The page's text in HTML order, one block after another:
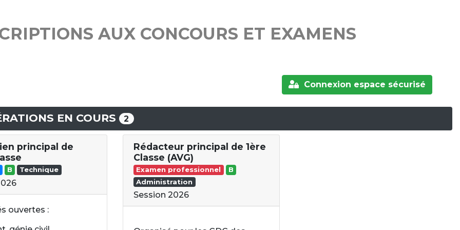
AUX CONCOURS ET EXAMENS
Connexion espace sécurisé
EN COURS 2
principal de
B Technique
ouvertes :
Rédacteur principal de 1ère
Classe (AVG)
Examen professionnel
B
Administration
Session 2026